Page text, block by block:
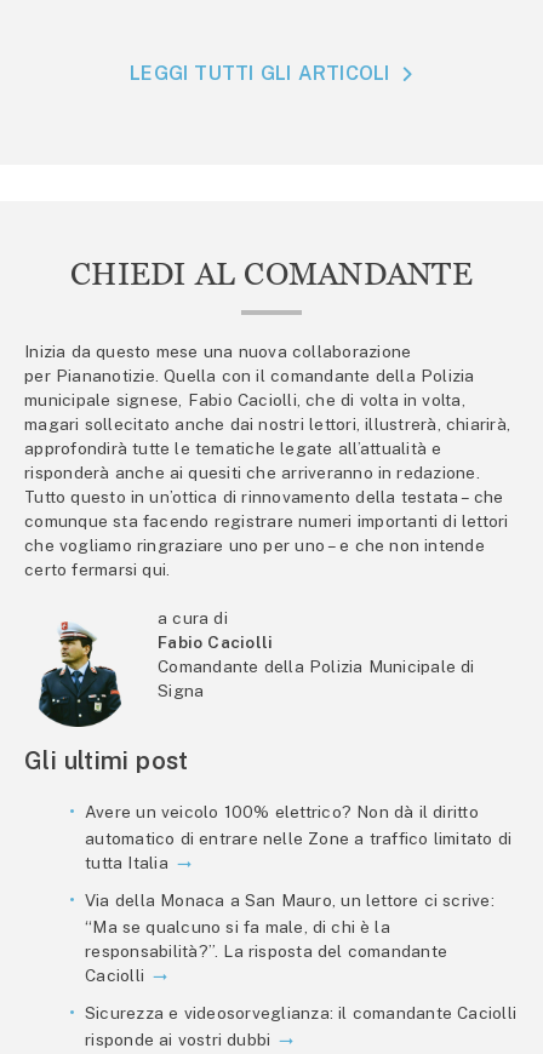
LEGGI TUTTI GLI ARTICOLI
CHIEDI AL COMANDANTE
Inizia da questo mese una nuova collaborazione
per Piananotizie. Quella con il comandante della Polizia
municipale signese, Fabio Caciolli, che di volta in volta,
magari sollecitato anche dai nostri lettori, illustrerà, chiarirà,
approfondirà tutte le tematiche legate all’attualità e
risponderà anche ai quesiti che arriveranno in redazione.
Tutto questo in un’ottica di rinnovamento della testata – che
comunque sta facendo registrare numeri importanti di lettori
che vogliamo ringraziare uno per uno – e che non intende
certo fermarsi qui.
a cura di
Fabio Caciolli
Comandante della Polizia Municipale di
Signa
Gli ultimi post
Avere un veicolo 100% elettrico? Non dà il diritto
automatico di entrare nelle Zone a traffico limitato di
tutta Italia
Via della Monaca a San Mauro, un lettore ci scrive:
“Ma se qualcuno si fa male, di chi è la
responsabilità?”. La risposta del comandante
Caciolli
Sicurezza e videosorveglianza: il comandante Caciolli
risponde ai vostri dubbi